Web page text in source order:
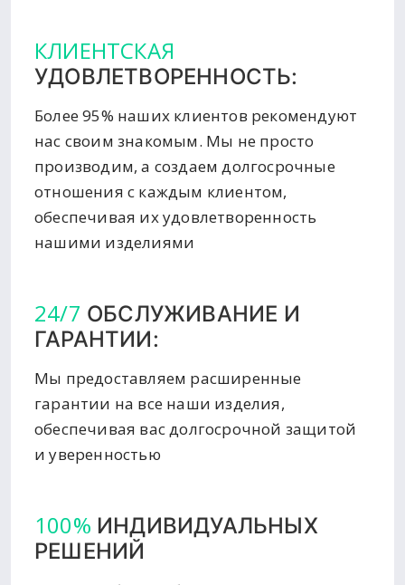
КЛИЕНТСКАЯ
УДОВЛЕТВОРЕННОСТЬ:
Более 95% наших клиентов рекомендуют
нас своим знакомым. Мы не просто
производим, а создаем долгосрочные
отношения с каждым клиентом,
обеспечивая их удовлетворенность
нашими изделиями
24/7 ОБСЛУЖИВАНИЕ И
ГАРАНТИИ:
Мы предоставляем расширенные
гарантии на все наши изделия,
обеспечивая вас долгосрочной защитой
и уверенностью
100% ИНДИВИДУАЛЬНЫХ
РЕШЕНИЙ